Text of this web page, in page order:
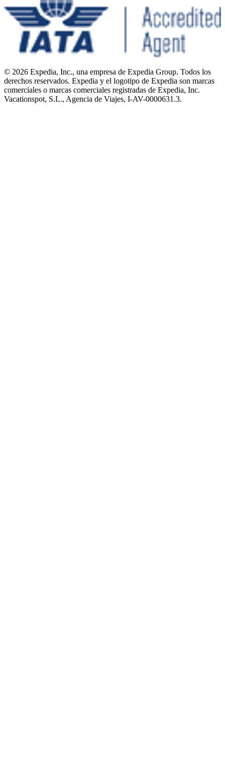
© 2026 Expedia, Inc., una empresa de Expedia Group. Todos los
derechos reservados. Expedia y el logotipo de Expedia son marcas
comerciales o marcas comerciales registradas de Expedia, Inc.
Vacationspot, S.L., Agencia de Viajes, I-AV-0000631.3.